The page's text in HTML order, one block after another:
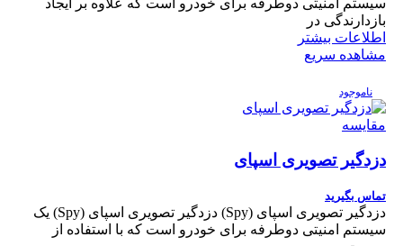
سیستم امنیتی دوطرفه برای خودرو است که علاوه بر ایجاد
بازدارندگی در
اطلاعات بیشتر
مشاهده سریع
ناموجود
مقایسه
دزدگیر تصویری اسپای
تماس بگیرید
دزدگیر تصویری اسپای (Spy) دزدگیر تصویری اسپای (Spy) یک
سیستم امنیتی دوطرفه برای خودرو است که با استفاده از